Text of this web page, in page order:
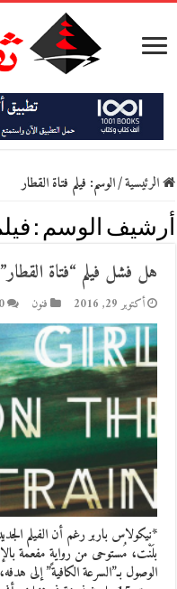
الرئيسية/الوسم: فيلم فتاة القطار
أرشيف الوسم :
هل فشل فيلم “فتاة
أكتوبر 29, 2016 فنون 0
*نيكولاس باربر رغم أن الفيلم
بلَنْت، مُستوحى من روايةٍ مفعمة
الوصول بـ”السرعة الكافية” إلى